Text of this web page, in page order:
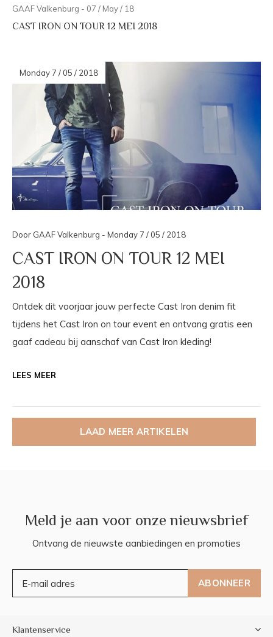
GAAF Valkenburg - 07 / May / 18
CAST IRON ON TOUR 12 MEI 2018
Monday 7 / 05 / 2018
Door GAAF Valkenburg - Monday 7 / 05 / 2018
CAST IRON ON TOUR 12 MEI
2018
Ontdek dit voorjaar jouw perfecte Cast Iron denim fit
tijdens het Cast Iron on tour event en ontvang gratis een
gaaf cadeau bij aanschaf van Cast Iron kleding!
LEES MEER
LAAD MEER ARTIKELEN
Meld je aan voor onze nieuwsbrief
Ontvang de nieuwste aanbiedingen en promoties
ABONNEER
Klantenservice